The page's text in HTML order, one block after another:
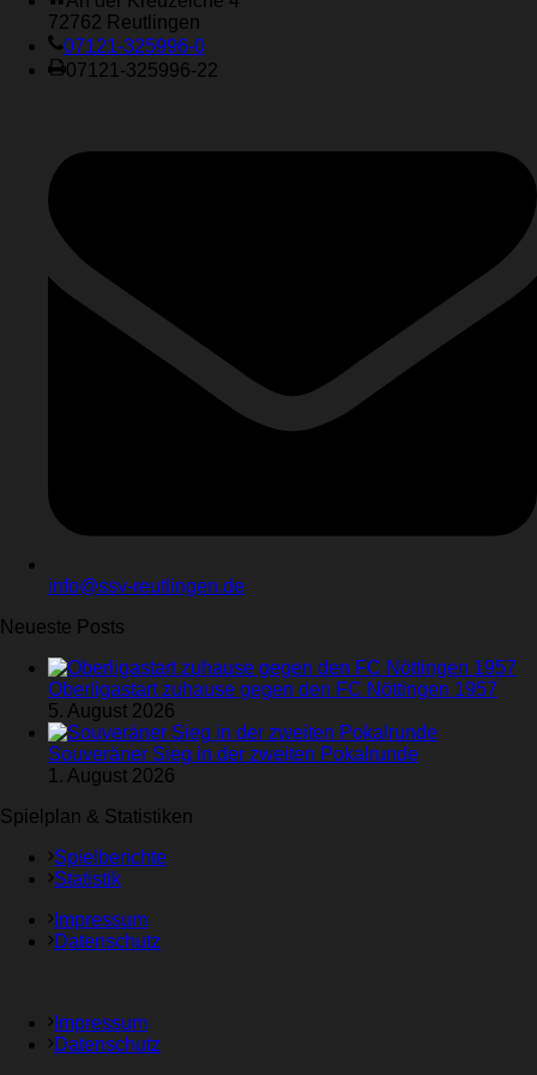
72762 Reutlingen
07121-325996-0
07121-325996-22
info@ssv-reutlingen.de
Neueste Posts
Oberligastart zuhause gegen den FC Nöttingen 1957
5. August 2026
Souveräner Sieg in der zweiten Pokalrunde
1. August 2026
Spielplan & Statistiken
Spielberichte
Statistik
Impressum
Datenschutz
Impressum
Datenschutz